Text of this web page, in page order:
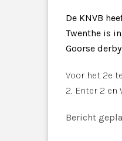
De KNVB
Twenthe is
Goorse
Voor het 2e
2, Enter 2 en
Bericht